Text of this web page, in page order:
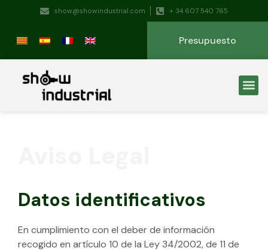
show@showindustrial.com + 34 607 540 765
Presupuesto
Datos identificativos
En cumplimiento con el deber de información
recogido en artículo 10 de la Ley 34/2002, de 11 de